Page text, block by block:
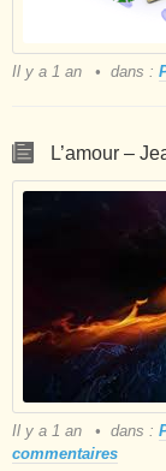
Il y a 1 an dans :
L’amour –
Il y a 1 an dans :
commentaires